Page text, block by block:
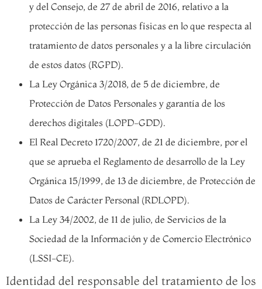
y del Consejo, de 27 de abril de 2016, relativo a la
protección de las personas físicas en lo que respecta al
tratamiento de datos personales y a la libre circulación
de estos datos (RGPD).
La Ley Orgánica 3/2018, de 5 de diciembre, de
Protección de Datos Personales y garantía de los
derechos digitales (LOPD-GDD).
El Real Decreto 1720/2007, de 21 de diciembre, por el
que se aprueba el Reglamento de desarrollo de la Ley
Orgánica 15/1999, de 13 de diciembre, de Protección de
Datos de Carácter Personal (RDLOPD).
La Ley 34/2002, de 11 de julio, de Servicios de la
Sociedad de la Información y de Comercio Electrónico
(LSSI-CE).
Identidad del responsable del tratamiento de los